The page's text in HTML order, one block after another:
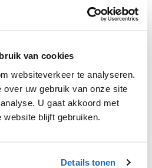
van cookies
websiteverkeer te analyseren.
over uw gebruik van onze site
U gaat akkoord met
blijft gebruiken.
Details tonen
voor verpakkingen vanwege
tegen vuil en
hadden Otto en
om een pilot te starten,
het prototype te kampen
Na enige tijd van
volgend jaar biologisch